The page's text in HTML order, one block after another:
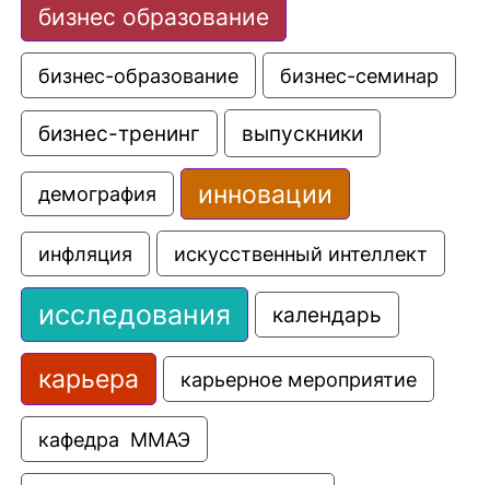
бизнес образование
бизнес-образование бизнес-семинар
бизнес-тренинг выпускники
демография инновации
инфляция искусственный интеллект
исследования календарь
карьера карьерное мероприятие
кафедра  ММАЭ